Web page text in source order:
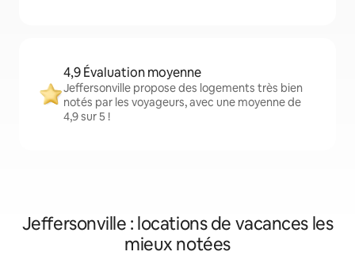
4,9 Évaluation moyenne
Jeffersonville propose des logements très bien
notés par les voyageurs, avec une moyenne de
4,9 sur 5 !
Jeffersonville : locations de vacances les
mieux notées